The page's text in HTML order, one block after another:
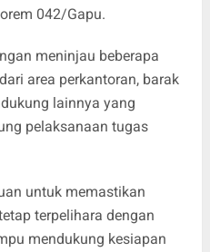
042/Gapu.
meninjau beberapa
area perkantoran, barak
lainnya yang
pelaksanaan tugas
untuk memastikan
terpelihara dengan
mendukung kesiapan